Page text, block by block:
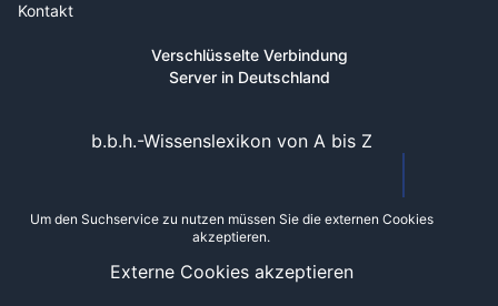
Kontakt
Verschlüsselte Verbindung
Server in Deutschland
b.b.h.-Wissenslexikon von A bis Z
Um den Suchservice zu nutzen müssen Sie die externen Cookies
akzeptieren.
Externe Cookies akzeptieren